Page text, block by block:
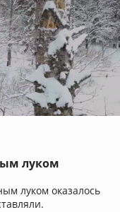
луком
луком оказалось